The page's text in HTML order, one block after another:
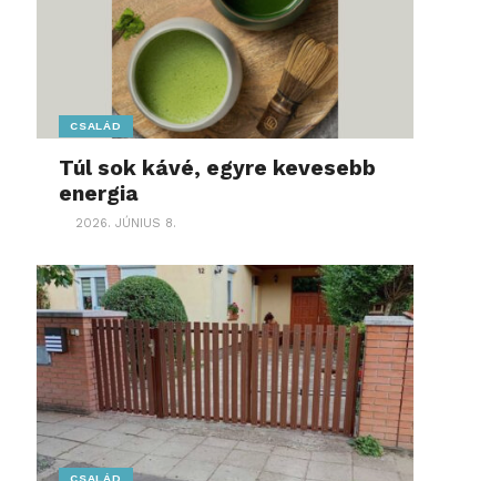
CSALÁD
Túl sok kávé, egyre kevesebb
energia
2026. JÚNIUS 8.